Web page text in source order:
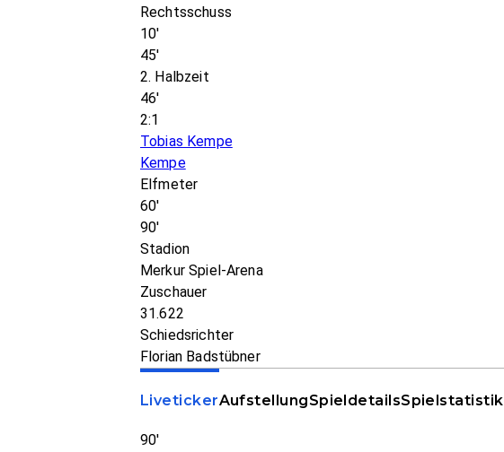
Rechtsschuss
10'
45'
2. Halbzeit
46'
2:1
Tobias Kempe
Kempe
Elfmeter
60'
90'
Stadion
Merkur Spiel-Arena
Zuschauer
31.622
Schiedsrichter
Florian Badstübner
LivetickerAufstellungSpieldetailsSpielstatistik
90'